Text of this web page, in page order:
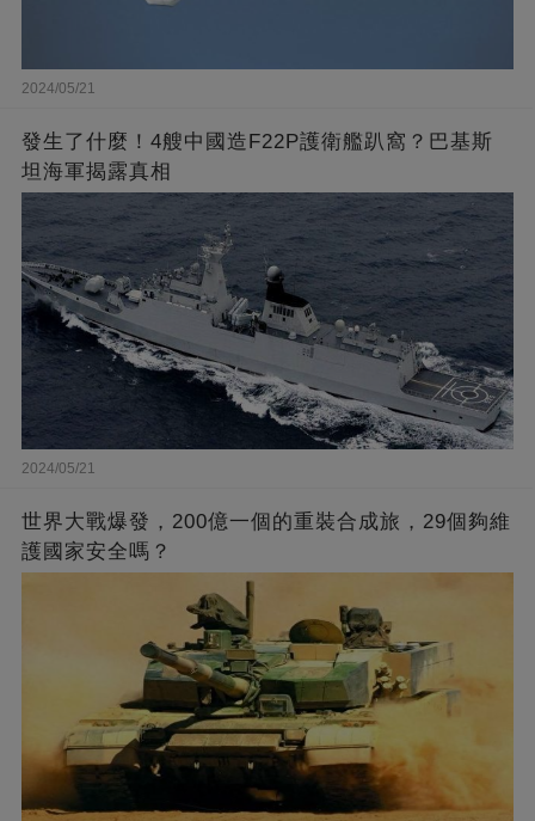
2024/05/21
發生了什麼！4艘中國造F22P護衛艦趴窩？巴基斯
坦海軍揭露真相
2024/05/21
世界大戰爆發，200億一個的重裝合成旅，29個夠維
護國家安全嗎？